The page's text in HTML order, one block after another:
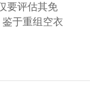
要评估其免
于重组空衣